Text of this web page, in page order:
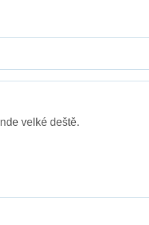
velké deště.